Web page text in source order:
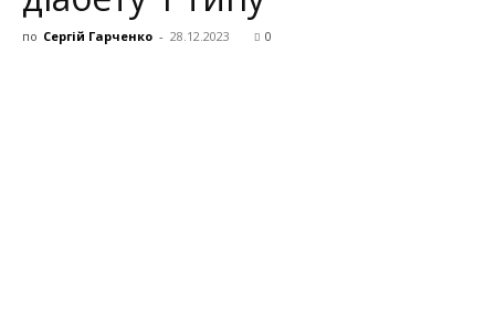
по Сергій Гарченко - 28.12.2023 0